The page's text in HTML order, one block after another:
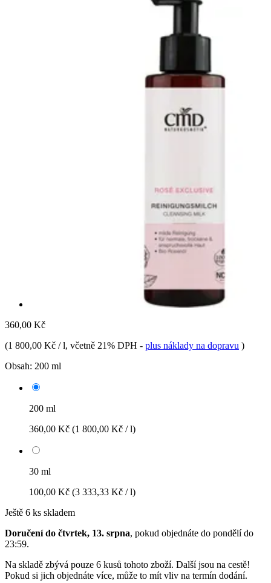
360,00 Kč
(1 800,00 Kč / l, včetně 21% DPH - plus náklady na dopravu )
Obsah: 200 ml
200 ml
360,00 Kč (1 800,00 Kč / l)
30 ml
100,00 Kč (3 333,33 Kč / l)
Ještě 6 ks skladem
Doručení do čtvrtek, 13. srpna, pokud objednáte do pondělí do
23:59.
Na skladě zbývá pouze 6 kusů tohoto zboží. Další jsou na cestě!
Pokud si jich objednáte více, může to mít vliv na termín dodání.